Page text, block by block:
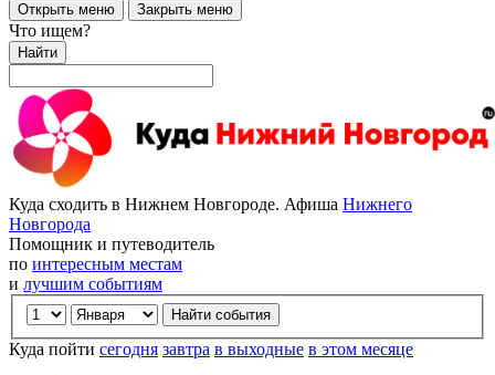
Открыть меню Закрыть меню
Что ищем?
Найти
Куда сходить в Нижнем Новгороде. Афиша Нижнего
Новгорода
Помощник и путеводитель
по интересным местам
и лучшим событиям
Куда пойти сегодня завтра в выходные в этом месяце